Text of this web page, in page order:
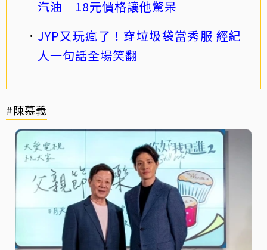
汽油 18元價格讓他驚呆
JYP又玩瘋了！穿垃圾袋當秀服 經紀
人一句話全場笑翻
#陳慕義